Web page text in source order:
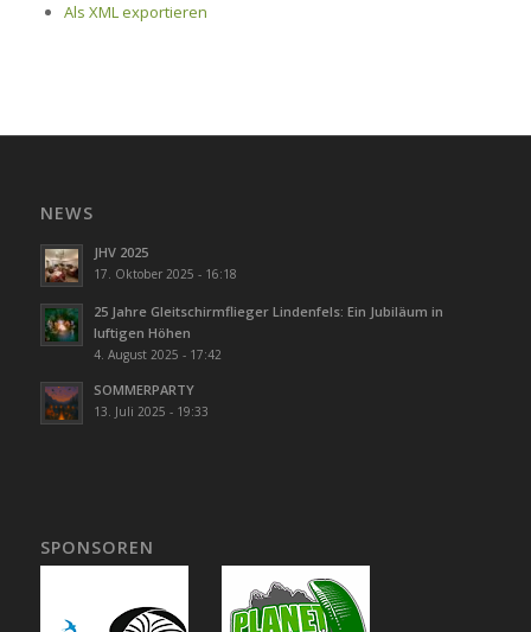
Als XML exportieren
NEWS
JHV 2025
17. Oktober 2025 - 16:18
25 Jahre Gleitschirmflieger Lindenfels: Ein Jubiläum in
luftigen Höhen
4. August 2025 - 17:42
SOMMERPARTY
13. Juli 2025 - 19:33
SPONSOREN